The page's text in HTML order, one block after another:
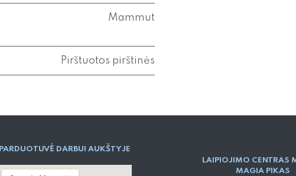
Mammut
Pirštuotos pirštinės
PARDUOTUVĖ DARBUI AUKŠTYJE
LAIPIOJIMO CENTRAS
MAGIA PIKAS